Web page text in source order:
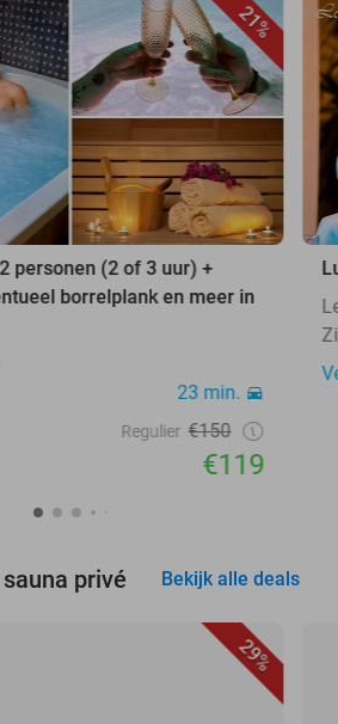
21%
personen (2 of 3 uur) +
borrelplank en meer in
23 min.
Regulier €150
€119
privé Bekijk alle deals
29%